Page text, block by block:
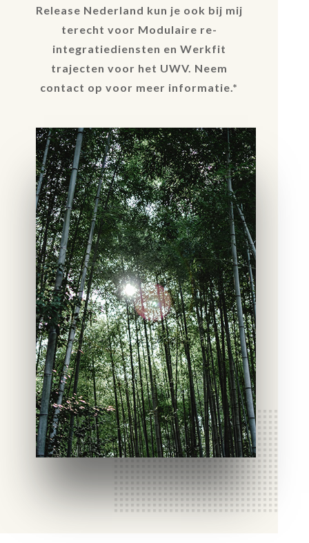
Release Nederland kun je ook bij mij
terecht voor Modulaire re-
integratiediensten en Werkfit
trajecten voor het UWV. Neem
contact op voor meer informatie.*